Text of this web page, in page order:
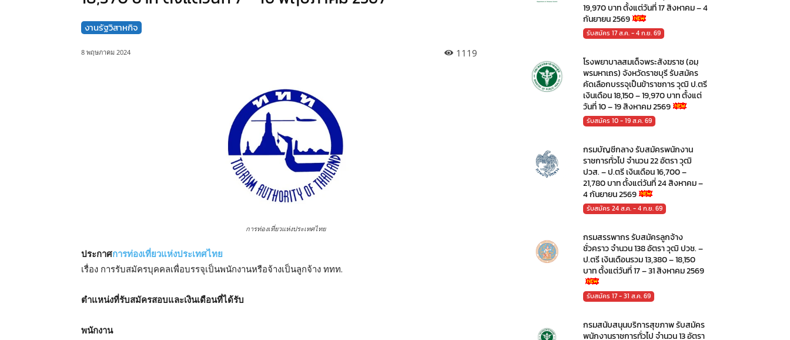
งานรัฐวิสาหกิจ
8 พฤษภาคม 2024 1119
การท่องเที่ยวแห่งประเทศไทย
ประกาศการท่องเที่ยวแห่งประเทศไทย
เรื่อง การรับสมัครบุคคลเพื่อบรรจุเป็นพนักงานหรือจ้างเป็นลูกจ้าง ททท.
ตําแหน่งที่รับสมัครสอบและเงินเดือนที่ได้รับ
พนักงาน
19,970 บาท ตั้งแต่วันที่ 17 สิงหาคม – 4
กันยายน 2569
รับสมัคร 17 ส.ค. - 4 ก.ย. 69
โรงพยาบาลสมเด็จพระสังฆราช (อมฺ
พรมหาเถร) จังหวัดราชบุรี รับสมัคร
คัดเลือกบรรจุเป็นข้าราชการ วุฒิ ป.ตรี
เงินเดือน 18,150 – 19,970 บาท ตั้งแต่
วันที่ 10 – 19 สิงหาคม 2569
รับสมัคร 10 - 19 ส.ค. 69
กรมบัญชีกลาง รับสมัครพนักงาน
ราชการทั่วไป จำนวน 22 อัตรา วุฒิ
ปวส. – ป.ตรี เงินเดือน 16,700 –
21,780 บาท ตั้งแต่วันที่ 24 สิงหาคม –
4 กันยายน 2569
รับสมัคร 24 ส.ค. - 4 ก.ย. 69
กรมสรรพากร รับสมัครลูกจ้าง
ชั่วคราว จำนวน 138 อัตรา วุฒิ ปวช. –
ป.ตรี เงินเดือนรวม 13,380 – 18,150
บาท ตั้งแต่วันที่ 17 – 31 สิงหาคม 2569
รับสมัคร 17 - 31 ส.ค. 69
กรมสนับสนุนบริการสุขภาพ รับสมัคร
พนักงานราชการทั่วไป จำนวน 13 อัตรา